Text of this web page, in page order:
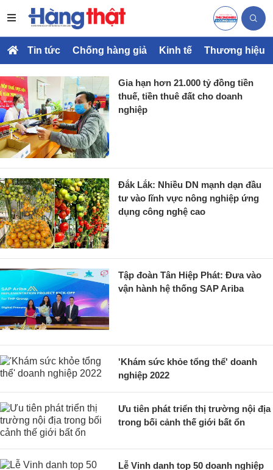
Tin tức Chống hàng giả Kinh tế Thương hiệu
Gia hạn hơn 21.000 tỷ đồng tiền
thuế, tiền thuê đất cho doanh
nghiệp
Đắk Lắk: Nhiều DN mạnh dạn đầu
tư vào lĩnh vực nông nghiệp ứng
dụng công nghệ cao
Tập đoàn Tân Hiệp Phát: Đưa vào
vận hành hệ thống SAP Ariba
'Khám sức khỏe tổng thể' doanh
nghiệp 2022
Ưu tiên phát triển thị trường nội địa
trong bối cảnh thế giới bất ổn
Lễ Vinh danh top 50 doanh nghiệp